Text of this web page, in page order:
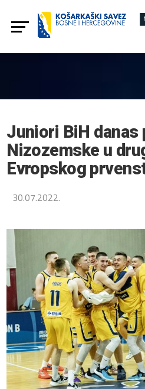
Juniori BiH danas
Nizozemske u
Evropskog
30.07.2022.